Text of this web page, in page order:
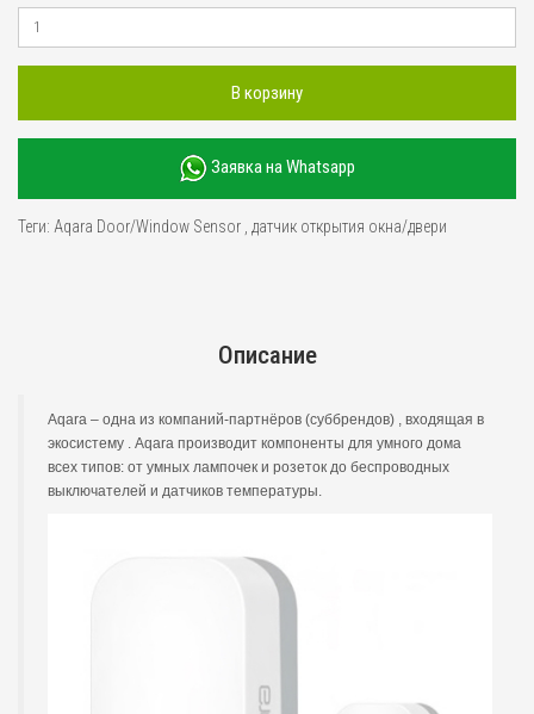
В корзину
Заявка на Whatsapp
Теги: Aqara Door/Window Sensor датчик открытия окна/двери
Описание
Aqara – одна из компаний-партнёров (суббрендов) , входящая в
экосистему . Aqara производит компоненты для умного дома
всех типов: от умных лампочек и розеток до беспроводных
выключателей и датчиков температуры.